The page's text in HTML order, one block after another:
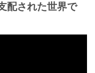
配された世界で